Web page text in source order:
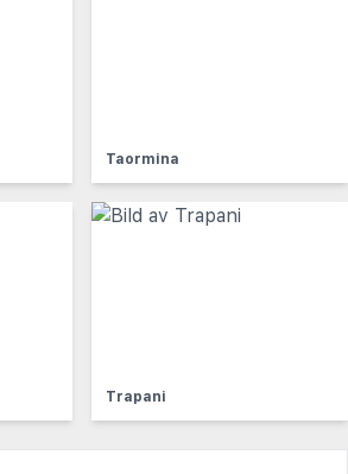
Taormina
Trapani